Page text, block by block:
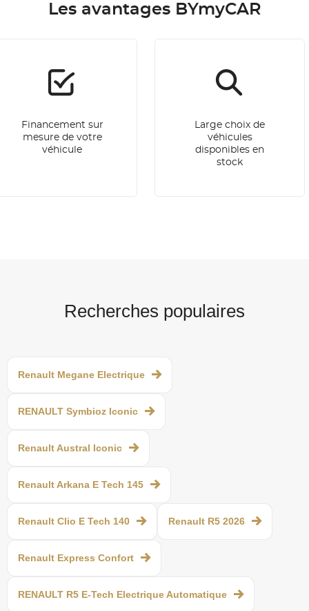
Les avantages BYmyCAR
Financement sur
mesure de votre
véhicule
Large choix de
véhicules
disponibles en
stock
Recherches populaires
Renault Megane Electrique
RENAULT Symbioz Iconic
Renault Austral Iconic
Renault Arkana E Tech 145
Renault Clio E Tech 140 Renault R5 2026
Renault Express Confort
RENAULT R5 E-Tech Electrique Automatique